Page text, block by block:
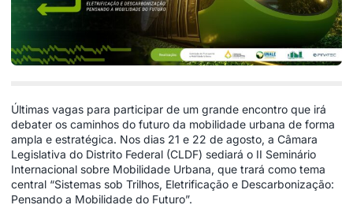
Últimas vagas para participar de um grande encontro que irá
debater os caminhos do futuro da mobilidade urbana de forma
ampla e estratégica. Nos dias 21 e 22 de agosto, a Câmara
Legislativa do Distrito Federal (CLDF) sediará o II Seminário
Internacional sobre Mobilidade Urbana, que trará como tema
central “Sistemas sob Trilhos, Eletrificação e Descarbonização:
Pensando a Mobilidade do Futuro”.